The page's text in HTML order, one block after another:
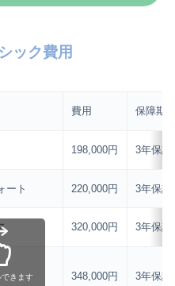
ック費用
費用 保障期
198,000円 3年保証
ート 220,000円 3年保証
320,000円 3年保証
348,000円 3年保証
きます